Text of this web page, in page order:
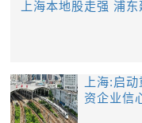
上海本地股走强 浦
上海:启
资企业信